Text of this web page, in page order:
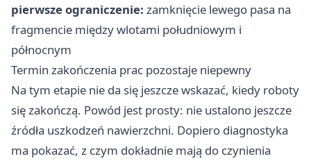
pierwsze ograniczenie: zamknięcie lewego pasa na
fragmencie między wlotami południowym i
północnym
Termin zakończenia prac pozostaje niepewny
Na tym etapie nie da się jeszcze wskazać, kiedy roboty
się zakończą. Powód jest prosty: nie ustalono jeszcze
źródła uszkodzeń nawierzchni. Dopiero diagnostyka
ma pokazać, z czym dokładnie mają do czynienia